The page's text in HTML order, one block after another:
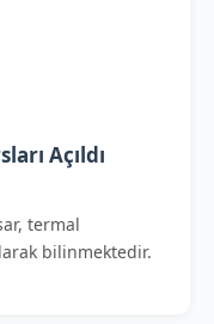
Açıldı
termal
bilinmektedir.